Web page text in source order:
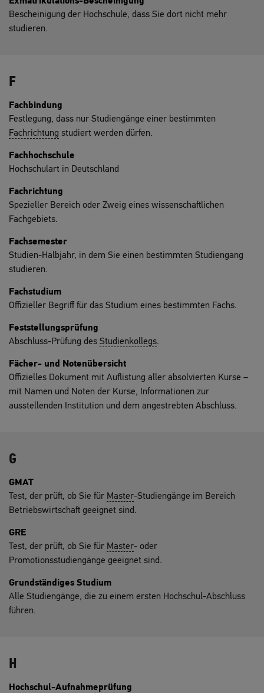
Bescheinigung der Hochschule, dass Sie dort nicht mehr
studieren.
F
Fachbindung
Festlegung, dass nur Studiengänge einer bestimmten
Fachrichtung studiert werden dürfen.
Fachhochschule
Hochschulart in Deutschland
Fachrichtung
Spezieller Bereich oder Zweig eines wissenschaftlichen
Fachgebiets.
Fachsemester
Studien-Halbjahr, in dem Sie einen bestimmten Studiengang
studieren.
Fachstudium
Offizieller Begriff für das Studium eines bestimmten Fachs.
Feststellungsprüfung
Abschluss-Prüfung des Studienkollegs.
Fächer- und Notenübersicht
Offizielles Dokument mit Auflistung aller absolvierten Kurse –
mit Namen und Noten der Kurse, Informationen zur
ausstellenden Institution und dem angestrebten Abschluss.
G
GMAT
Test, der prüft, ob Sie für Master-Studiengänge im Bereich
Betriebswirtschaft geeignet sind.
GRE
Test, der prüft, ob Sie für Master- oder
Promotionsstudiengänge geeignet sind.
Grundständiges Studium
Alle Studiengänge, die zu einem ersten Hochschul-Abschluss
führen.
H
Hochschul-Aufnahmeprüfung